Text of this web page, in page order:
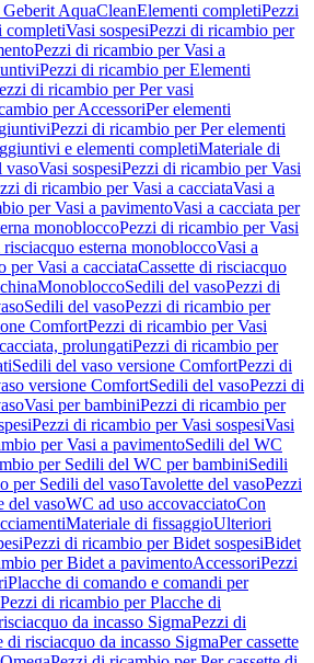
AquaCleanElementi completiPezzi
completiVasi sospesiPezzi di ricambio per
Pezzi di ricambio per Vasi a
Pezzi di ricambio per Elementi
di ricambio per Per vasi
per AccessoriPer elementi
Pezzi di ricambio per Per elementi
e elementi completiMateriale di
vasoVasi sospesiPezzi di ricambio per Vasi
di ricambio per Vasi a cacciataVasi a
per Vasi a pavimentoVasi a cacciata per
monobloccoPezzi di ricambio per Vasi
risciacquo esterna monobloccoVasi a
per Vasi a cacciataCassette di risciacquo
MonobloccoSedili del vasoPezzi di
Sedili del vasoPezzi di ricambio per
ComfortPezzi di ricambio per Vasi
prolungatiPezzi di ricambio per
Sedili del vaso versione ComfortPezzi di
versione ComfortSedili del vasoPezzi di
Vasi per bambiniPezzi di ricambio per
Pezzi di ricambio per Vasi sospesiVasi
per Vasi a pavimentoSedili del WC
per Sedili del WC per bambiniSedili
per Sedili del vasoTavolette del vasoPezzi
del vasoWC ad uso accovacciatoCon
Materiale di fissaggioUlteriori
Pezzi di ricambio per Bidet sospesiBidet
per Bidet a pavimentoAccessoriPezzi
Placche di comando e comandi per
Pezzi di ricambio per Placche di
da incasso SigmaPezzi di
di risciacquo da incasso SigmaPer cassette